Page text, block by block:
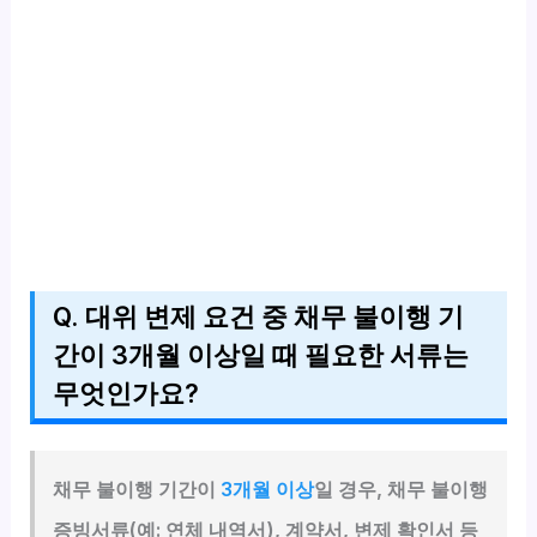
Q. 대위 변제 요건 중 채무 불이행 기
간이 3개월 이상일 때 필요한 서류는
무엇인가요?
채무 불이행 기간이 3개월 이상일 경우, 채무 불이행
증빙서류(예: 연체 내역서), 계약서, 변제 확인서 등